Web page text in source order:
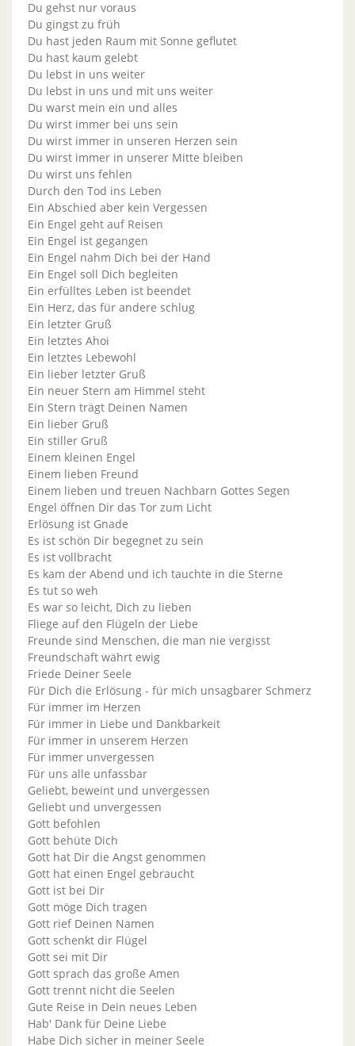
Du gehst nur voraus
Du gingst zu früh
Du hast jeden Raum mit Sonne geflutet
Du hast kaum gelebt
Du lebst in uns weiter
Du lebst in uns und mit uns weiter
Du warst mein ein und alles
Du wirst immer bei uns sein
Du wirst immer in unseren Herzen sein
Du wirst immer in unserer Mitte bleiben
Du wirst uns fehlen
Durch den Tod ins Leben
Ein Abschied aber kein Vergessen
Ein Engel geht auf Reisen
Ein Engel ist gegangen
Ein Engel nahm Dich bei der Hand
Ein Engel soll Dich begleiten
Ein erfülltes Leben ist beendet
Ein Herz, das für andere schlug
Ein letzter Gruß
Ein letztes Ahoi
Ein letztes Lebewohl
Ein lieber letzter Gruß
Ein neuer Stern am Himmel steht
Ein Stern trägt Deinen Namen
Ein lieber Gruß
Ein stiller Gruß
Einem kleinen Engel
Einem lieben Freund
Einem lieben und treuen Nachbarn Gottes Segen
Engel öffnen Dir das Tor zum Licht
Erlösung ist Gnade
Es ist schön Dir begegnet zu sein
Es ist vollbracht
Es kam der Abend und ich tauchte in die Sterne
Es tut so weh
Es war so leicht, Dich zu lieben
Fliege auf den Flügeln der Liebe
Freunde sind Menschen, die man nie vergisst
Freundschaft währt ewig
Friede Deiner Seele
Für Dich die Erlösung - für mich unsagbarer Schmerz
Für immer im Herzen
Für immer in Liebe und Dankbarkeit
Für immer in unserem Herzen
Für immer unvergessen
Für uns alle unfassbar
Geliebt, beweint und unvergessen
Geliebt und unvergessen
Gott befohlen
Gott behüte Dich
Gott hat Dir die Angst genommen
Gott hat einen Engel gebraucht
Gott ist bei Dir
Gott möge Dich tragen
Gott rief Deinen Namen
Gott schenkt dir Flügel
Gott sei mit Dir
Gott sprach das große Amen
Gott trennt nicht die Seelen
Gute Reise in Dein neues Leben
Hab' Dank für Deine Liebe
Habe Dich sicher in meiner Seele